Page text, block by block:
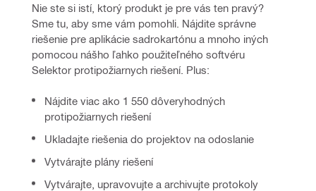
Nie ste si istí, ktorý produkt je pre vás ten pravý?
Sme tu, aby sme vám pomohli. Nájdite správne
riešenie pre aplikácie sadrokartónu a mnoho iných
pomocou nášho ľahko použiteľného softvéru
Selektor protipožiarnych riešení. Plus:
Nájdite viac ako 1 550 dôveryhodných
protipožiarnych riešení
Ukladajte riešenia do projektov na odoslanie
Vytvárajte plány riešení
Vytvárajte, upravovujte a archivujte protokoly